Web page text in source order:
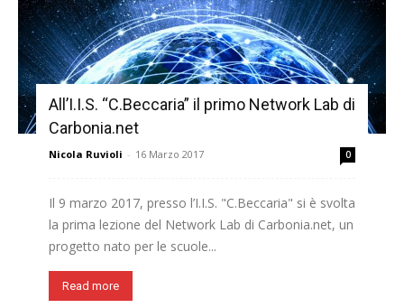
All’I.I.S. “C.Beccaria” il primo Network Lab di
Carbonia.net
Nicola Ruvioli - 16 Marzo 2017 0
Il 9 marzo 2017, presso l’I.I.S. "C.Beccaria" si è svolta
la prima lezione del Network Lab di Carbonia.net, un
progetto nato per le scuole...
Read more